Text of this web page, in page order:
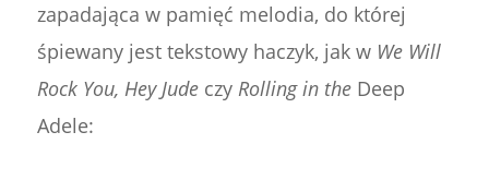
zapadająca w pamięć melodia, do której
śpiewany jest tekstowy haczyk, jak w We Will
Rock You, Hey Judeczy Rolling in theDeep
Adele: